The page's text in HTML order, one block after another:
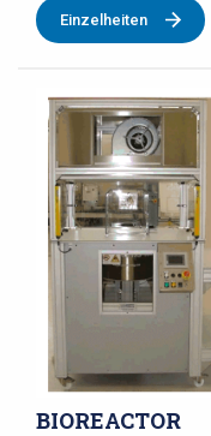
Einzelheiten
BIOREACTOR